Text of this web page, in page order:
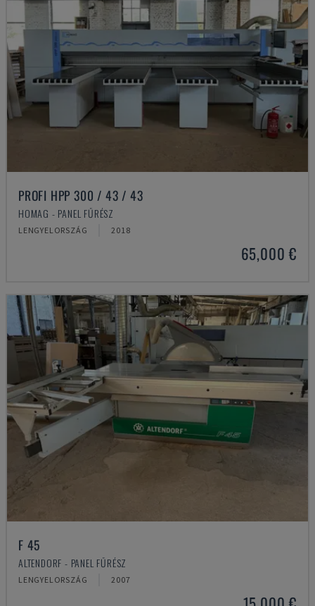
PROFI HPP 300 / 43 / 43
HOMAG - PANEL FŰRÉSZ
LENGYELORSZÁG 2018
65,000 €
F 45
ALTENDORF - PANEL FŰRÉSZ
LENGYELORSZÁG 2007